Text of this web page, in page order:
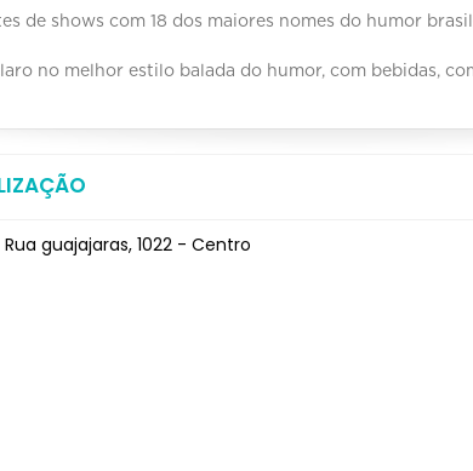
de shows com 18 dos maiores nomes do humor
no melhor estilo balada do humor, com bebidas,
guajajaras, 1022 - Centro